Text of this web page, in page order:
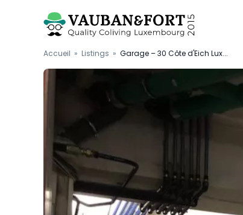
Accueil » Listings » Garage – 30 Côte d'Eich Lux...